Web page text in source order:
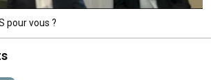
pour vous ?